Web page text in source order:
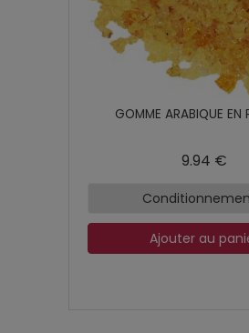
GOMME ARABIQUE EN
9.94 €
Ajouter au